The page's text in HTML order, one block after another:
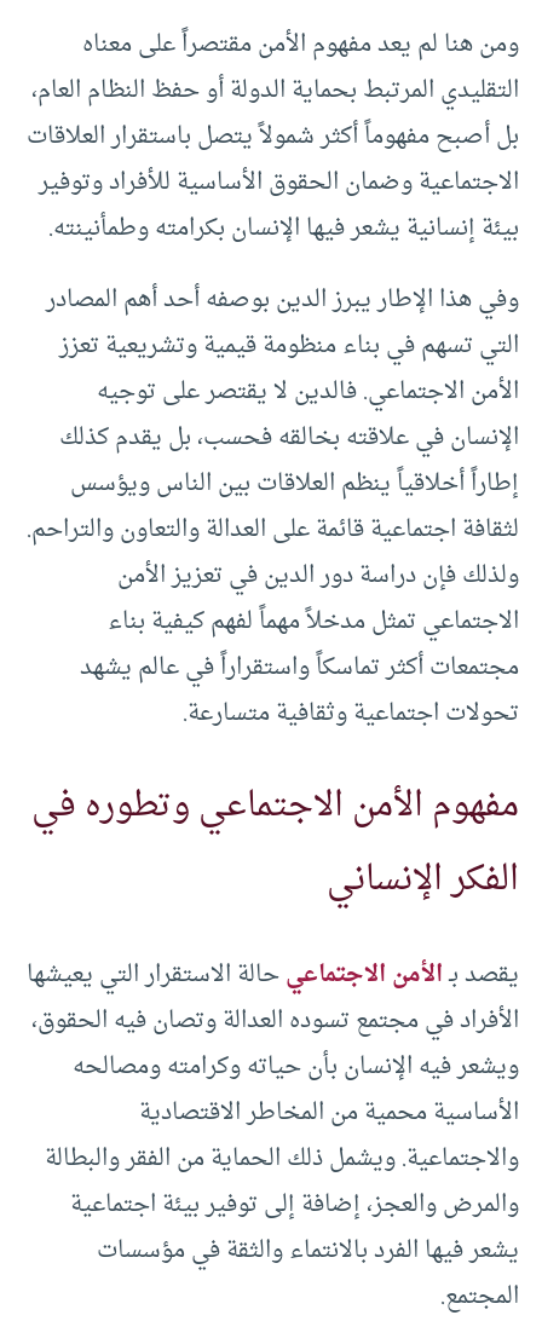
ومن هنا لم يعد مفهوم الأمن مقتصراً على معناه
التقليدي المرتبط بحماية الدولة أو حفظ النظام العام،
بل أصبح مفهوماً أكثر شمولاً يتصل باستقرار العلاقات
الاجتماعية وضمان الحقوق الأساسية للأفراد وتوفير
بيئة إنسانية يشعر فيها الإنسان بكرامته وطمأنينته.
وفي هذا الإطار يبرز الدين بوصفه أحد أهم المصادر
التي تسهم في بناء منظومة قيمية وتشريعية تعزز
الأمن الاجتماعي. فالدين لا يقتصر على توجيه
الإنسان في علاقته بخالقه فحسب، بل يقدم كذلك
إطاراً أخلاقياً ينظم العلاقات بين الناس ويؤسس
لثقافة اجتماعية قائمة على العدالة والتعاون والتراحم.
ولذلك فإن دراسة دور الدين في تعزيز الأمن
الاجتماعي تمثل مدخلاً مهماً لفهم كيفية بناء
مجتمعات أكثر تماسكاً واستقراراً في عالم يشهد
تحولات اجتماعية وثقافية متسارعة.
مفهوم الأمن الاجتماعي وتطوره في
الفكر الإنساني
يقصد بـالأمن الاجتماعيحالة الاستقرار التي يعيشها
الأفراد في مجتمع تسوده العدالة وتصان فيه الحقوق،
ويشعر فيه الإنسان بأن حياته وكرامته ومصالحه
الأساسية محمية من المخاطر الاقتصادية
والاجتماعية. ويشمل ذلك الحماية من الفقر والبطالة
والمرض والعجز، إضافة إلى توفير بيئة اجتماعية
يشعر فيها الفرد بالانتماء والثقة في مؤسسات
المجتمع.